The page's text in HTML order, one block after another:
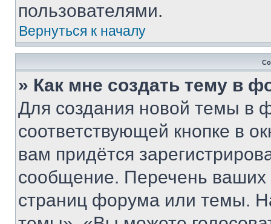
пользователями.
Вернуться к началу
» Как мне создать тему в
Для создания новой темы в
соответствующей кнопке в
вам придётся
сообщение. Перечень ваших
страниц форума или темы.